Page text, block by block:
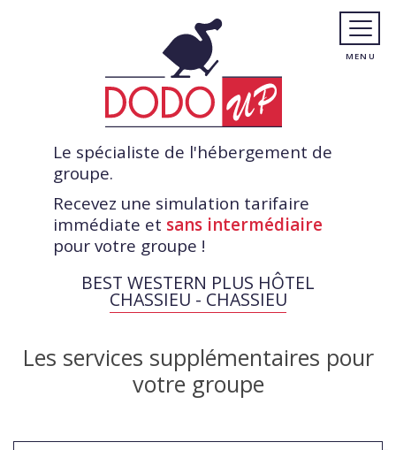
Le spécialiste de l'hébergement de
groupe.
Recevez une simulation tarifaire
immédiate et sans intermédiaire
pour votre groupe !
BEST WESTERN PLUS HÔTEL
CHASSIEU - CHASSIEU
Les services supplémentaires pour
votre groupe